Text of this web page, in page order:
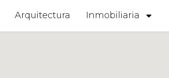
Arquitectura Inmobiliaria